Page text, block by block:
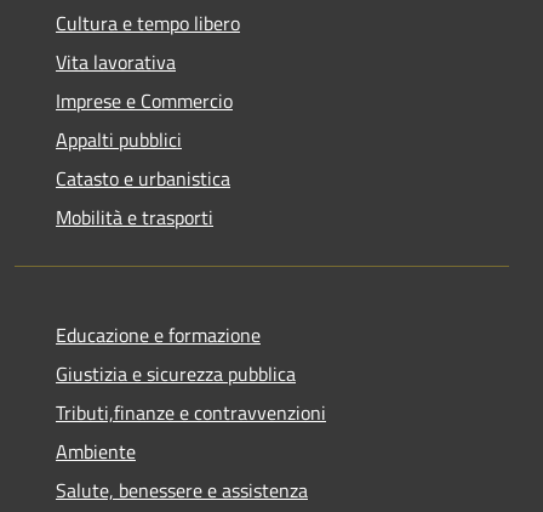
Cultura e tempo libero
Vita lavorativa
Imprese e Commercio
Appalti pubblici
Catasto e urbanistica
Mobilità e trasporti
Educazione e formazione
Giustizia e sicurezza pubblica
Tributi,finanze e contravvenzioni
Ambiente
Salute, benessere e assistenza